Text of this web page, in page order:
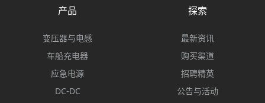
产品
变压器与电感
车船充电器
应急电源
DC-DC
探索
最新资讯
购买渠道
招聘精英
公告与活动